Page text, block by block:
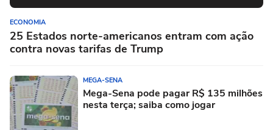
ECONOMIA
25 Estados norte-americanos entram com ação
contra novas tarifas de Trump
MEGA-SENA
Mega-Sena pode pagar R$ 135 milhões
nesta terça; saiba como jogar